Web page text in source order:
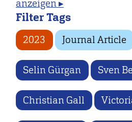
anzeigen ▸
Filter Tags
2023 Journal Article
Selin Gürgan Sven
Christian Gall